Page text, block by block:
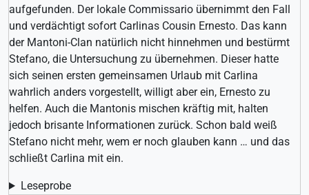
aufgefunden. Der lokale Commissario übernimmt den Fall
und verdächtigt sofort Carlinas Cousin Ernesto. Das kann
der Mantoni-Clan natürlich nicht hinnehmen und bestürmt
Stefano, die Untersuchung zu übernehmen. Dieser hatte
sich seinen ersten gemeinsamen Urlaub mit Carlina
wahrlich anders vorgestellt, willigt aber ein, Ernesto zu
helfen. Auch die Mantonis mischen kräftig mit, halten
jedoch brisante Informationen zurück. Schon bald weiß
Stefano nicht mehr, wem er noch glauben kann … und das
schließt Carlina mit ein.
Leseprobe